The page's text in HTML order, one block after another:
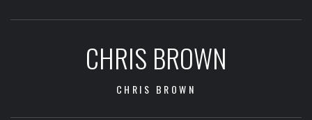
CHRIS BROWN
CHRIS BROWN